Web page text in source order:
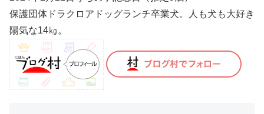
保護団体ドラクロアドッグランチ卒業犬。人も犬も大好き
陽気な14㎏。